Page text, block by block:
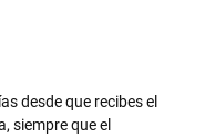
desde que recibes el
siempre que el